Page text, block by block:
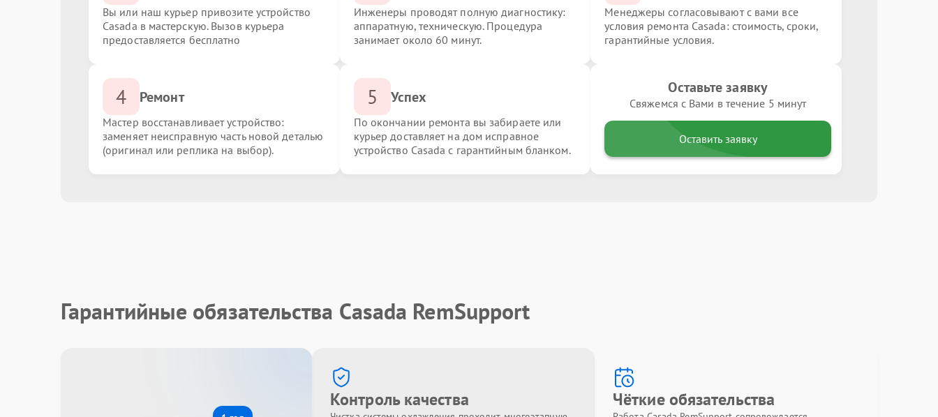
Вы или наш курьер привозите устройство
Casada в мастерскую. Вызов курьера
предоставляется бесплатно
Инженеры проводят полную диагностику:
аппаратную, техническую. Процедура
занимает около 60 минут.
Менеджеры согласовывают с вами все
условия ремонта Casada: стоимость, сроки,
гарантийные условия.
4 Ремонт
Мастер восстанавливает устройство:
заменяет неисправную часть новой деталью
(оригинал или реплика на выбор).
5 Успех
По окончании ремонта вы забираете или
курьер доставляет на дом исправное
устройство Casada с гарантийным бланком.
Оставьте заявку
Свяжемся с Вами в течение 5 минут
Оставить заявку
Гарантийные обязательства Casada RemSupport
Контроль качества Чёткие обязательства